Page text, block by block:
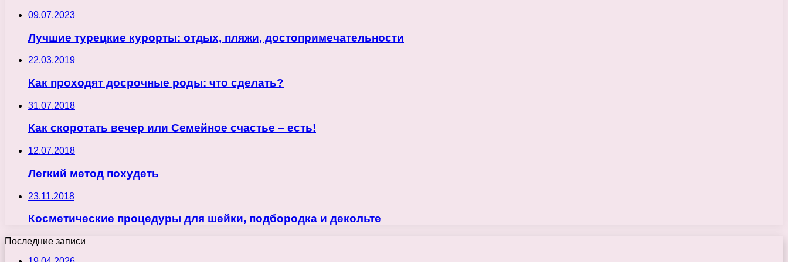
09.07.2023
Лучшие турецкие курорты: отдых, пляжи, достопримечательности
22.03.2019
Как проходят досрочные роды: что сделать?
31.07.2018
Как скоротать вечер или Семейное счастье – есть!
12.07.2018
Легкий метод похудеть
23.11.2018
Косметические процедуры для шейки, подбородка и декольте
Последние записи